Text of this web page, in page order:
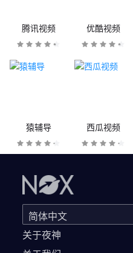
腾讯视频 优酷视频
猿辅导 西瓜视频
关于夜神